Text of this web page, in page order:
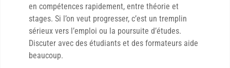
en compétences rapidement, entre théorie et
stages. Si l’on veut progresser, c’est un tremplin
sérieux vers l’emploi ou la poursuite d’études.
Discuter avec des étudiants et des formateurs aide
beaucoup.